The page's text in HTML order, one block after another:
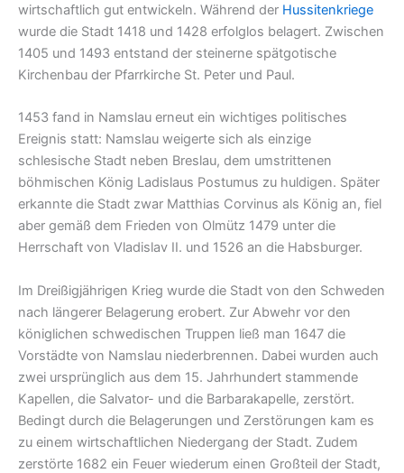
wirtschaftlich gut entwickeln. Während der Hussitenkriege
wurde die Stadt 1418 und 1428 erfolglos belagert. Zwischen
1405 und 1493 entstand der steinerne spätgotische
Kirchenbau der Pfarrkirche St. Peter und Paul.
1453 fand in Namslau erneut ein wichtiges politisches
Ereignis statt: Namslau weigerte sich als einzige
schlesische Stadt neben Breslau, dem umstrittenen
böhmischen König Ladislaus Postumus zu huldigen. Später
erkannte die Stadt zwar Matthias Corvinus als König an, fiel
aber gemäß dem Frieden von Olmütz 1479 unter die
Herrschaft von Vladislav II. und 1526 an die Habsburger.
Im Dreißigjährigen Krieg wurde die Stadt von den Schweden
nach längerer Belagerung erobert. Zur Abwehr vor den
königlichen schwedischen Truppen ließ man 1647 die
Vorstädte von Namslau niederbrennen. Dabei wurden auch
zwei ursprünglich aus dem 15. Jahrhundert stammende
Kapellen, die Salvator- und die Barbarakapelle, zerstört.
Bedingt durch die Belagerungen und Zerstörungen kam es
zu einem wirtschaftlichen Niedergang der Stadt. Zudem
zerstörte 1682 ein Feuer wiederum einen Großteil der Stadt,